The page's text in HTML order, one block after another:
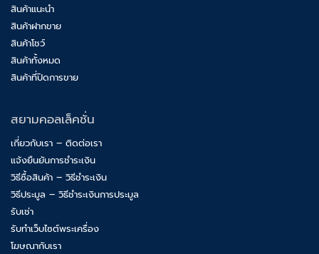
สินค้าแนะนำ
สินค้าฝากขาย
สินค้าโชว์
สินค้าทั้งหมด
สินค้าที่ปิดการขาย
สยามคอลเล็คชั่น
เกี่ยวกับเรา – ติดต่อเรา
แจ้งยืนยันการชำระเงิน
วิธีซื้อสินค้า – วิธีชำระเงิน
วิธีประมูล – วิธีชำระเงินการประมูล
รับเช่า
รับทำเว็บไซต์พระเครื่อง
โฆษณากับเรา